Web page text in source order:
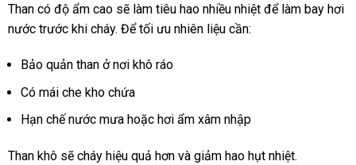
Than có độ ẩm cao sẽ làm tiêu hao nhiều nhiệt để làm bay hơi
nước trước khi cháy. Để tối ưu nhiên liệu cần:
Bảo quản than ở nơi khô ráo
Có mái che kho chứa
Hạn chế nước mưa hoặc hơi ẩm xâm nhập
Than khô sẽ cháy hiệu quả hơn và giảm hao hụt nhiệt.